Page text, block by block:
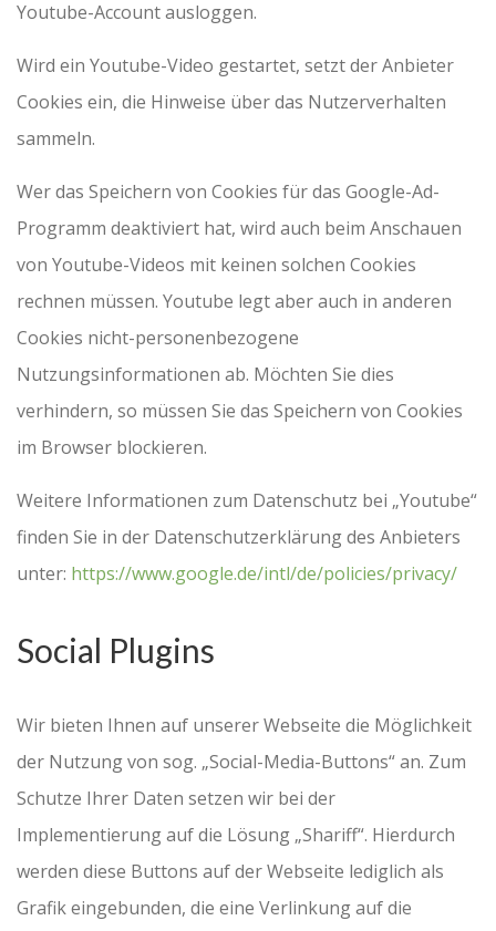
Youtube-Account ausloggen.
Wird ein Youtube-Video gestartet, setzt der Anbieter
Cookies ein, die Hinweise über das Nutzerverhalten
sammeln.
Wer das Speichern von Cookies für das Google-Ad-
Programm deaktiviert hat, wird auch beim Anschauen
von Youtube-Videos mit keinen solchen Cookies
rechnen müssen. Youtube legt aber auch in anderen
Cookies nicht-personenbezogene
Nutzungsinformationen ab. Möchten Sie dies
verhindern, so müssen Sie das Speichern von Cookies
im Browser blockieren.
Weitere Informationen zum Datenschutz bei „Youtube“
finden Sie in der Datenschutzerklärung des Anbieters
unter: https://www.google.de/intl/de/policies/privacy/
Social Plugins
Wir bieten Ihnen auf unserer Webseite die Möglichkeit
der Nutzung von sog. „Social-Media-Buttons“ an. Zum
Schutze Ihrer Daten setzen wir bei der
Implementierung auf die Lösung „Shariff“. Hierdurch
werden diese Buttons auf der Webseite lediglich als
Grafik eingebunden, die eine Verlinkung auf die